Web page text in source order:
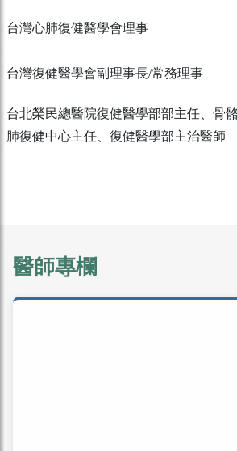
台灣⼼肺復健醫學會理事
台灣復健醫學會副理事長/常務理事
台北榮⺠總醫院復健醫學部部主任、骨
肺復健中⼼主任、復健醫學部主治醫師
醫師專欄